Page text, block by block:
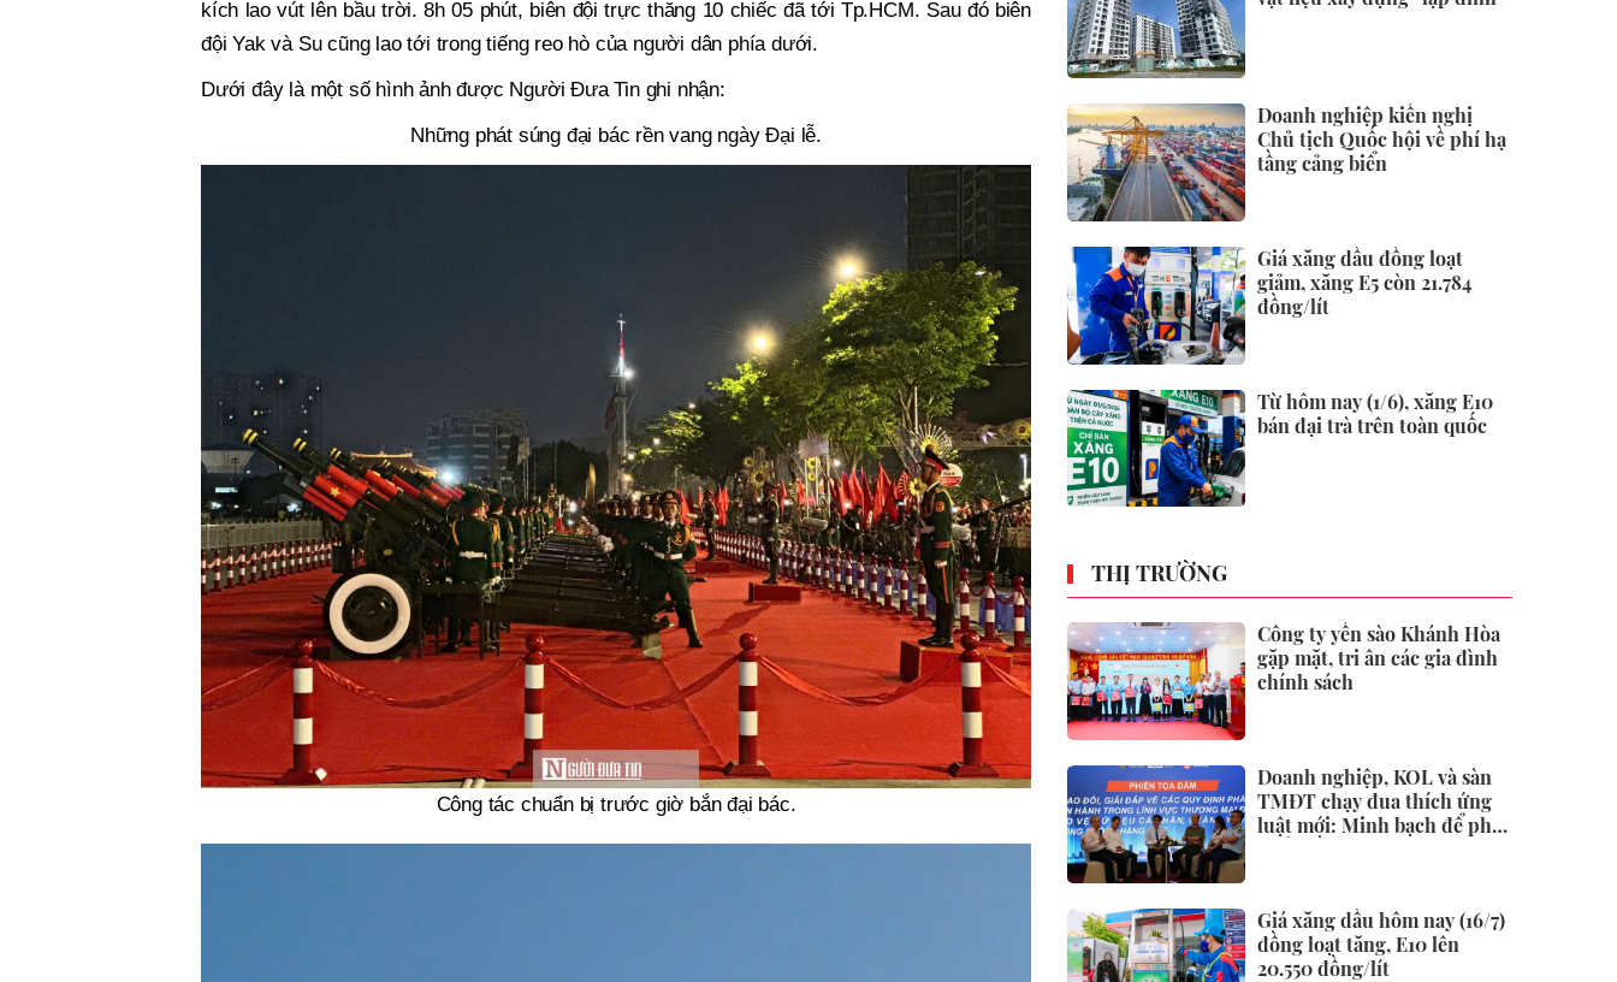
kích lao vút lên bầu trời. 8h 05 phút, biên đội trực thăng 10 chiếc đã tới Tp.HCM. Sau đó biên
đội Yak và Su cũng lao tới trong tiếng reo hò của người dân phía dưới.
Dưới đây là một số hình ảnh được Người Đưa Tin ghi nhận:
Những phát súng đại bác rền vang ngày Đại lễ.
Công tác chuẩn bị trước giờ bắn đại bác.
Doanh nghiệp kiến nghị
Chủ tịch Quốc hội về phí hạ
tầng cảng biển
Giá xăng dầu đồng loạt
giảm, xăng E5 còn 21.784
đồng/lít
Từ hôm nay (1/6), xăng E10
bán đại trà trên toàn quốc
THỊ TRƯỜNG
Công ty yến sào Khánh Hòa
gặp mặt, tri ân các gia đình
chính sách
Doanh nghiệp, KOL và sàn
TMĐT chạy đua thích ứng
luật mới: Minh bạch để phát
Giá xăng dầu hôm nay (16/7)
đồng loạt tăng, E10 lên
20.550 đồng/lít